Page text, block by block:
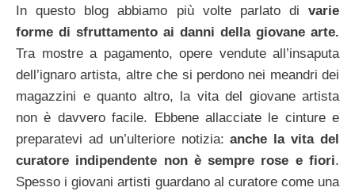
In questo blog abbiamo più volte parlato di varie
forme di sfruttamento ai danni della giovane arte.
Tra mostre a pagamento, opere vendute all’insaputa
dell’ignaro artista, altre che si perdono nei meandri dei
magazzini e quanto altro, la vita del giovane artista
non è davvero facile. Ebbene allacciate le cinture e
preparatevi ad un’ulteriore notizia:anche la vita del
curatore indipendente non è sempre rose e fiori.
Spesso i giovani artisti guardano al curatore come una